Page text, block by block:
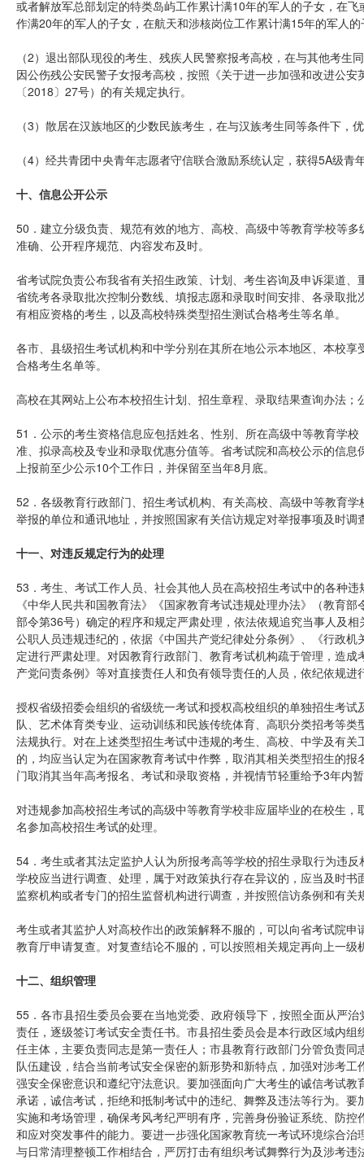
或者解放军总部划定的特类岛屿工作累计满10年的军人的子女，在
作满20年的军人的子女，在航天和涉核岗位工作累计满15年的军人
（2）退出部队现役的考生、残疾人民警察报考高校，在与其他考
因公伤残公安民警子女报考高校，按照《关于进一步加强和改进公
〔2018〕27号）的有关规定执行。
（3）散居在汉族地区的少数民族考生，在与汉族考生同等条件下，
（4）经共青团中央青年志愿者守信联合激励系统认定，获得5A级
十、信息公开公示
50．建立分级负责、规范有效的地方、高校、高级中等教育学校等
准确、公开程序规范、内容发布及时。
省考试院负责公布我省有关招生政策、计划、考生咨询及申诉渠道
省统考各录取批次控制分数线、填报志愿和录取时间安排、各录取
有相应资格的考生，以及高校特殊类型招生测试合格考生等名单。
各市、县级招生考试机构和中学分别在其所在地公示本地区、本校
合格考生名单等。
高校在其网站上公布本校招生计划、招生章程、录取结果查询办法
51．公示的考生资格信息应包括姓名、性别、所在高级中等教育学
准、拟录高校及专业和录取优惠分值等。省考试院和高校公示的信
上报前至少公示10个工作日，并保留至当年8月底。
52．各级教育行政部门、招生考试机构、有关高校、高级中等教育
举报的单位和通讯地址，并按照国家有关信访规定对举报事项及时调
十一、对违反规定行为的处理
53．考生、考试工作人员、社会其他人员在高校招生考试中的各种
《中华人民共和国教育法》《国家教育考试违规处理办法》（教育
部令第36号）确定的程序和规定严肃处理，依法依规追究当事人及
公职人员违规违纪的，依据《中国共产党纪律处分条例》、《行政
定进行严肃处理。对因教育行政部门、教育考试机构疏于管理，造
产党问责条例》等对直接责任人和负有领导责任的人员，依纪依规进
授权省级招委会组织的省级统一考试和授权高校组织的单独招生考
队、艺术体育类专业、运动训练和民族传统体育、高职分类招考等
法规执行。对在上述类型招生考试中违规的考生、高校、中学及有
的，均应当认定为在国家教育考试中作弊，取消其相关类型招生的
门取消其当年高考报名、考试和录取资格，并视情节轻重给予3年内
对违规参加高校招生考试的高级中等教育学校非应届毕业的在校生
名参加高校招生考试的处理。
54．考生或者其法定监护人认为所报考高等学校的招生录取行为违
学校应当进行调查、处理，属于对政策执行存在异议的，应当及时
监察机构或者专门的招生监督机构进行调查，并按照信访条例和有关
考生或者其监护人对高校作出的政策解释不服的，可以向省考试院
教育厅申请复查。对复查结论不服的，可以按照相关规定再向上一级
十二、组织管理
55．各市县招生委员会要在当地党委、政府领导下，按照全面从严
责任，逐级签订考试安全责任书。市县招生委员会是本行政区域内
任主体，主要负责同志是第一责任人；市县教育行政部门分管负责
队伍建设，结合当前考试安全保密的新形势和新特点，加强对涉考
强安全保密意识和遵纪守法意识。要加强面向广大考生的诚信考试
承诺，诚信考试，拒绝和抵制考试中的违纪、舞弊及违法等行为。
实施和考场管理，确保考风考纪严明有序，完善身份验证系统、防
和应对突发事件的能力。要进一步强化国家教育统一考试环境综合
与日常清理整顿工作相结合，严厉打击有组织考试舞弊行为及涉考违